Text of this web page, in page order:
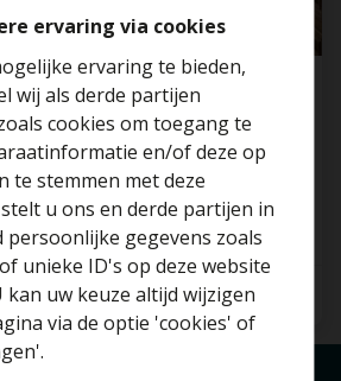
ervaring via cookies
ervaring te bieden,
wij als derde partijen
cookies om toegang te
en/of deze op
te stemmen met deze
u ons en derde partijen in
persoonlijke gegevens zoals
unieke ID's op deze website
kan uw keuze altijd wijzigen
via de optie 'cookies' of
1 SLP te koop te
1030 Schaerbeek
m²
naar de
van je huis?
Gratis schatting